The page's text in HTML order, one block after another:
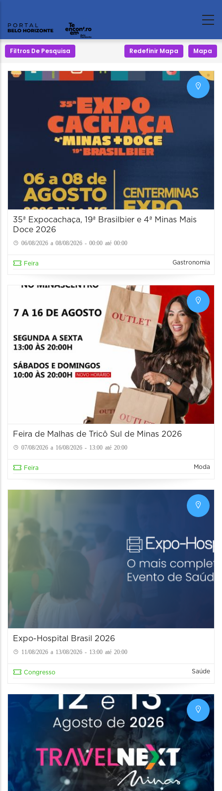
Filtros De Pesquisa Redefinir Mapa Mapa
35ª Expocachaça, 19ª Brasilbier e 4ª Minas Mais
Doce 2026
06/08/2026 a 08/08/2026 - 00:00 até 00:00
Feira Gastronomia
Feira de Malhas de Tricô Sul de Minas 2026
07/08/2026 a 16/08/2026 - 13:00 até 20:00
Feira Moda
Expo-Hospital Brasil 2026
11/08/2026 a 13/08/2026 - 13:00 até 20:00
Congresso Saúde